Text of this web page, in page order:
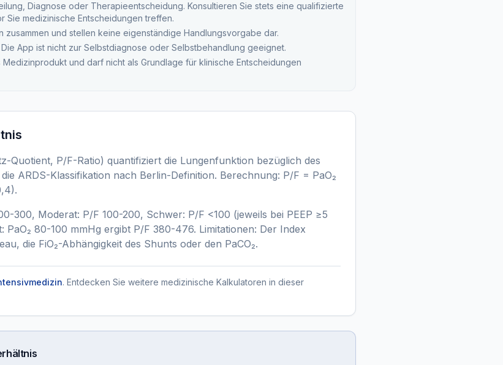
Diagnose oder Therapieentscheidung. Konsultieren Sie stets eine qualifizierte
Sie medizinische Entscheidungen treffen.
zusammen und stellen keine eigenständige Handlungsvorgabe dar.
App ist nicht zur Selbstdiagnose oder Selbstbehandlung geeignet.
und darf nicht als Grundlage für klinische Entscheidungen
Quotient, P/F-Ratio) quantifiziert die Lungenfunktion bezüglich des
ARDS-Klassifikation nach Berlin-Definition. Berechnung: P/F = PaO₂
300, Moderat: P/F 100-200, Schwer: P/F <100 (jeweils bei PEEP ≥5
PaO₂ 80-100 mmHg ergibt P/F 380-476. Limitationen: Der Index
die FiO₂-Abhängigkeit des Shunts oder den PaCO₂.
. Entdecken Sie weitere medizinische Kalkulatoren in dieser